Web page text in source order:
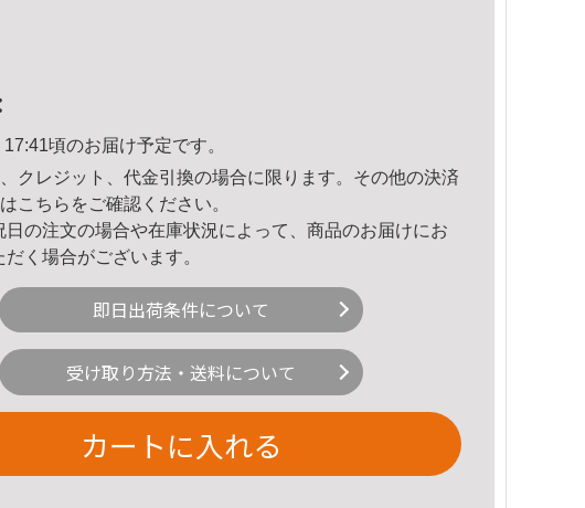
頃のお届け予定です。
クレジット、代金引換の場合に限ります。その他の決済
こちら をご確認ください。
の注文の場合や在庫状況によって、商品のお届けにお
く場合がございます。
即日出荷条件について
受け取り方法・送料について
カートに入れる